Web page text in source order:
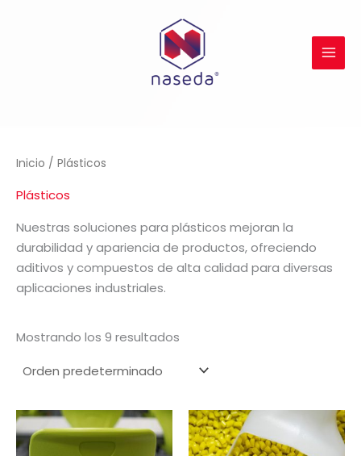
Inicio / Plásticos
Plásticos
Nuestras soluciones para plásticos mejoran la
durabilidad y apariencia de productos, ofreciendo
aditivos y compuestos de alta calidad para diversas
aplicaciones industriales.
Mostrando los 9 resultados